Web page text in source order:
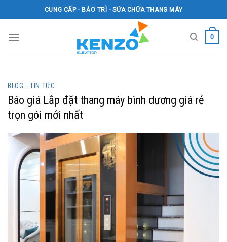
to
CUNG CẤP - BẢO TRÌ - SỬA CHỮA THANG MÁY
0
BLOG - TIN TỨC
Báo giá Lắp đặt thang máy bình dương giá rẻ
trọn gói mới nhất